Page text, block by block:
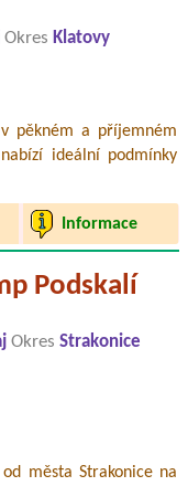
Okres Klatovy
pěkném a příjemném
ideální podmínky
Informace
Podskalí
Okres Strakonice
města Strakonice na